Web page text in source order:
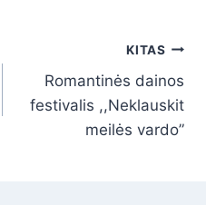
KITAS
Romantinės dainos
festivalis ,,Neklauskit
meilės vardo”